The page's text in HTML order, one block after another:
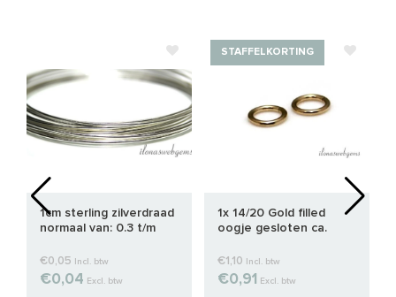
1cm sterling zilverdraad
normaal van: 0.3 t/m
€0,05 Incl. btw
€0,04 Excl. btw
STAFFELKORTING
1x 14/20 Gold filled
oogje gesloten ca.
€1,10 Incl. btw
€0,91 Excl. btw